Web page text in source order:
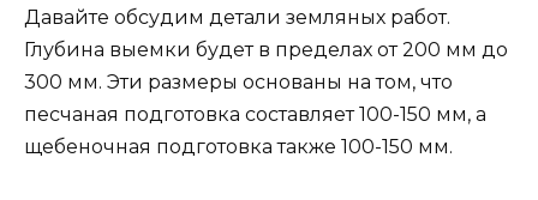
Давайте обсудим детали земляных работ.
Глубина выемки будет в пределах от 200 мм до
300 мм. Эти размеры основаны на том, что
песчаная подготовка составляет 100-150 мм, а
щебеночная подготовка также 100-150 мм.